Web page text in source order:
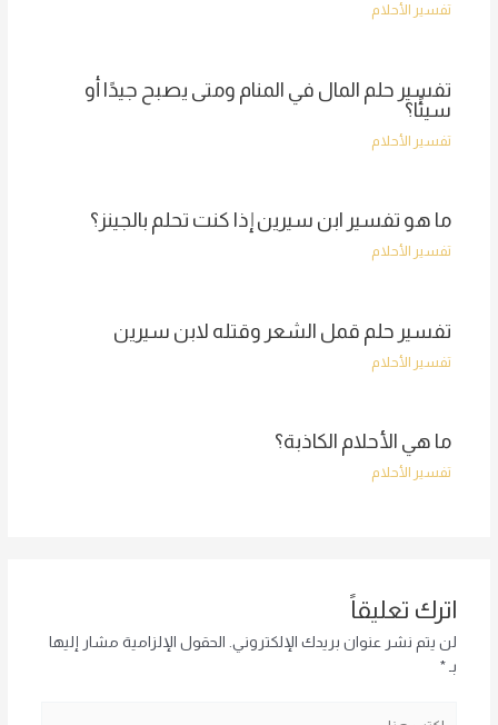
تفسير الأحلام
تفسير حلم المال في المنام ومتى يصبح جيدًا أو
سيئًا؟
تفسير الأحلام
ما هو تفسير ابن سيرين إذا كنت تحلم بالجينز؟
تفسير الأحلام
تفسير حلم قمل الشعر وقتله لابن سيرين
تفسير الأحلام
ما هي الأحلام الكاذبة؟
تفسير الأحلام
اترك تعليقاً
لن يتم نشر عنوان بريدك الإلكتروني.
الحقول الإلزامية مشار إليها
بـ *